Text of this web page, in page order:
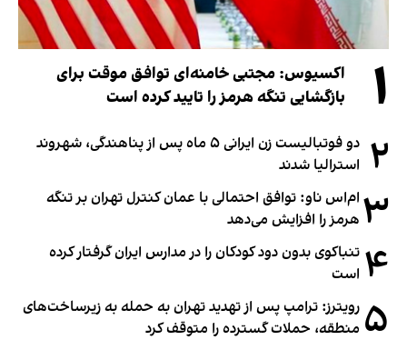
۱
اکسیوس: مجتبی خامنه‌ای توافق موقت برای
بازگشایی تنگه هرمز را تایید کرده است
۲
دو فوتبالیست زن ایرانی ۵ ماه پس از پناهندگی، شهروند
استرالیا شدند
۳ ام‌اس ناو: توافق احتمالی با عمان کنترل تهران بر تنگه
هرمز را افزایش می‌دهد
۴ تنباکوی بدون دود کودکان را در مدارس ایران گرفتار کرده
است
۵ رویترز: ترامپ پس از تهدید تهران به حمله به زیرساخت‌های
منطقه، حملات گسترده را متوقف کرد